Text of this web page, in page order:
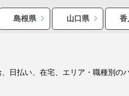
島根県 山口県 香
日払い、在宅、エリア・職種別の